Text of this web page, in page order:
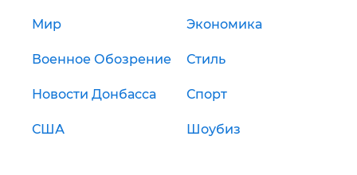
Мир Экономика
Военное Обозрение Стиль
Новости Донбасса Спорт
США Шоубиз